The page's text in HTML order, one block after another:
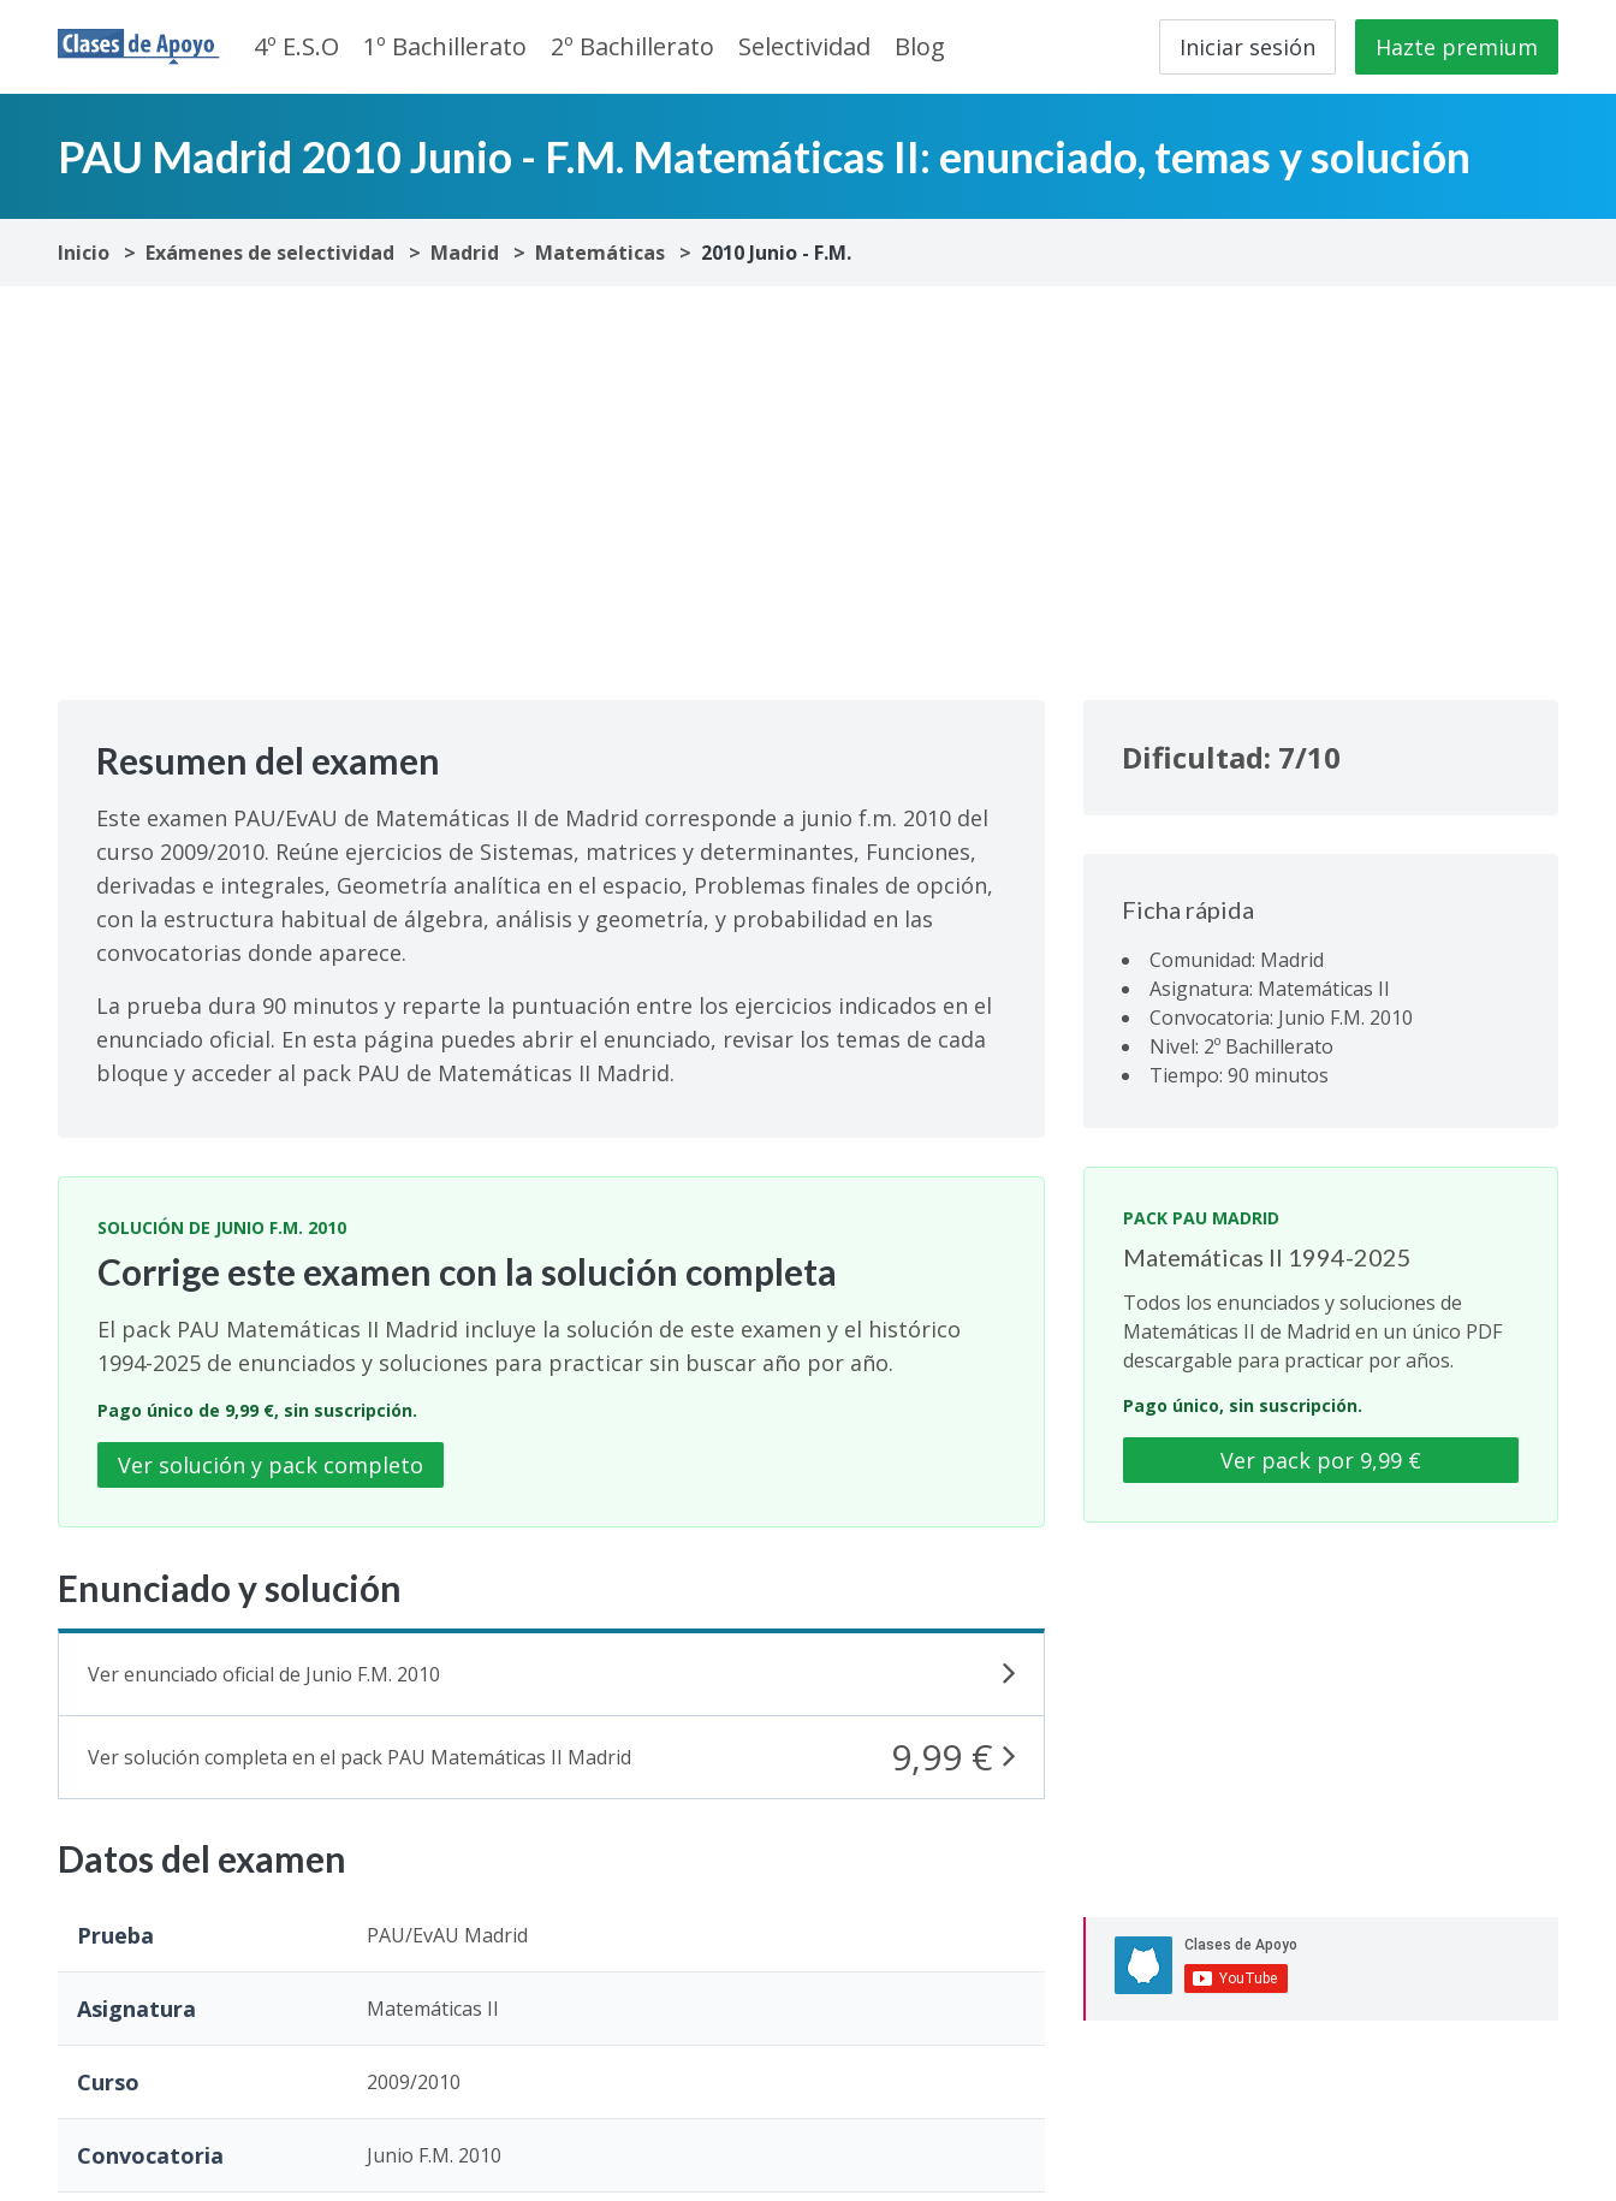
4º E.S.O 1º Bachillerato 2º Bachillerato Selectividad Blog Iniciar sesión Hazte premium
PAU Madrid 2010 Junio - F.M. Matemáticas II: enunciado, temas y solución
Inicio Exámenes de selectividad Madrid Matemáticas 2010 Junio - F.M.
Resumen del examen
Este examen PAU/EvAU de Matemáticas II de Madrid corresponde a junio f.m. 2010 del
curso 2009/2010. Reúne ejercicios de Sistemas, matrices y determinantes, Funciones,
derivadas e integrales, Geometría analítica en el espacio, Problemas finales de opción,
con la estructura habitual de álgebra, análisis y geometría, y probabilidad en las
convocatorias donde aparece.
La prueba dura 90 minutos y reparte la puntuación entre los ejercicios indicados en el
enunciado oficial. En esta página puedes abrir el enunciado, revisar los temas de cada
bloque y acceder al pack PAU de Matemáticas II Madrid.
SOLUCIÓN DE JUNIO F.M. 2010
Corrige este examen con la solución completa
El pack PAU Matemáticas II Madrid incluye la solución de este examen y el histórico
1994-2025 de enunciados y soluciones para practicar sin buscar año por año.
Pago único de 9,99 €, sin suscripción.
Ver solución y pack completo
Enunciado y solución
Ver enunciado oficial de Junio F.M. 2010
Ver solución completa en el pack PAU Matemáticas II Madrid 9,99 €
Datos del examen
Prueba PAU/EvAU Madrid
Asignatura Matemáticas II
Curso 2009/2010
Convocatoria Junio F.M. 2010
Dificultad: 7/10
Ficha rápida
Comunidad: Madrid
Asignatura: Matemáticas II
Convocatoria: Junio F.M. 2010
Nivel: 2º Bachillerato
Tiempo: 90 minutos
PACK PAU MADRID
Matemáticas II 1994-2025
Todos los enunciados y soluciones de
Matemáticas II de Madrid en un único PDF
descargable para practicar por años.
Pago único, sin suscripción.
Ver pack por 9,99 €